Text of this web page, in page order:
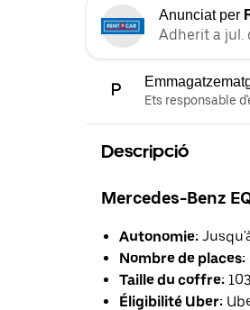
Anunciat per
Adherit a jul.
Ets responsable
Descripció
Mercedes-Benz
Autonomie:
Nombre de places:
Taille du coffre:
Éligibilité Uber: